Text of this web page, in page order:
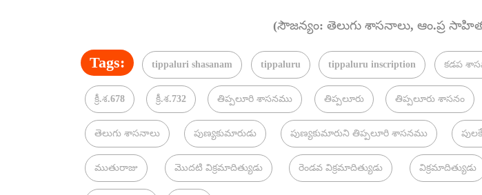
(సౌజన్యం: తెలుగు శాసనాలు, ఆం.ప్ర
Tags: tippaluri shasanam tippaluru tippaluru inscription కడప
క్రీ.శ.678 క్రీ.శ.732 తిప్పలూరి శాసనము తిప్పలూరు తిప్పలూరు శాసనం
తెలుగు శాసనాలు పుణ్యకుమారుడు పుణ్యకుమారుని తిప్పలూరి శాసనము
ముతురాజు మొదటి విక్రమాదిత్యుడు రెండవ విక్రమాదిత్యుడు విక్రమాదిత్యుడు